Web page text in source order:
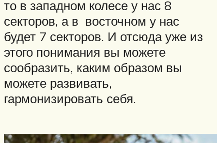
то в западном колесе у нас 8
секторов, а в восточном у нас
будет 7 секторов. И отсюда уже из
этого понимания вы можете
сообразить, каким образом вы
можете развивать,
гармонизировать себя.